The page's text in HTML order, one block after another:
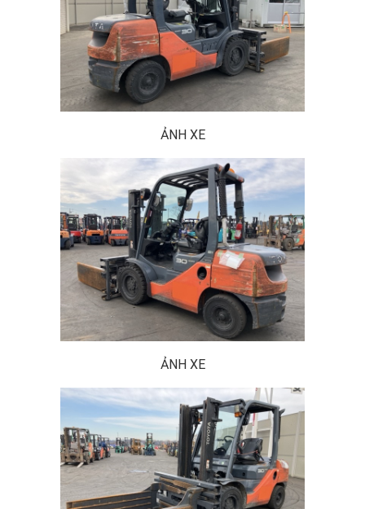
ẢNH XE
ẢNH XE